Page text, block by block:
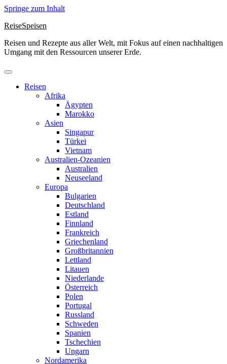
Springe zum Inhalt
ReiseSpeisen
Reisen und Rezepte aus aller Welt, mit Fokus auf einen nachhaltigen
Umgang mit den Ressourcen unserer Erde.
Reisen
Afrika
Ägypten
Marokko
Asien
Singapur
Türkei
Vietnam
Australien-Ozeanien
Australien
Neuseeland
Europa
Bulgarien
Deutschland
Estland
Finnland
Frankreich
Griechenland
Großbritannien
Lettland
Litauen
Niederlande
Österreich
Polen
Portugal
Russland
Schweden
Spanien
Tschechien
Ungarn
Nordamerika